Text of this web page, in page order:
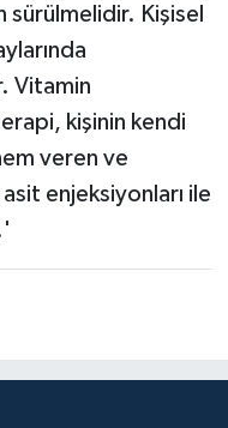
Kişisel
Vitamin
kişinin kendi
veren ve
asit enjeksiyonları ile